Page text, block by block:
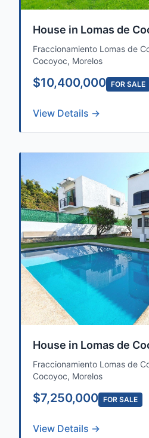
House in Lomas de
Fraccionamiento Lomas de
Cocoyoc, Morelos
$10,400,000 FOR SALE
View Details →
House in Lomas de
Fraccionamiento Lomas de
Cocoyoc, Morelos
$7,250,000 FOR SALE
View Details →